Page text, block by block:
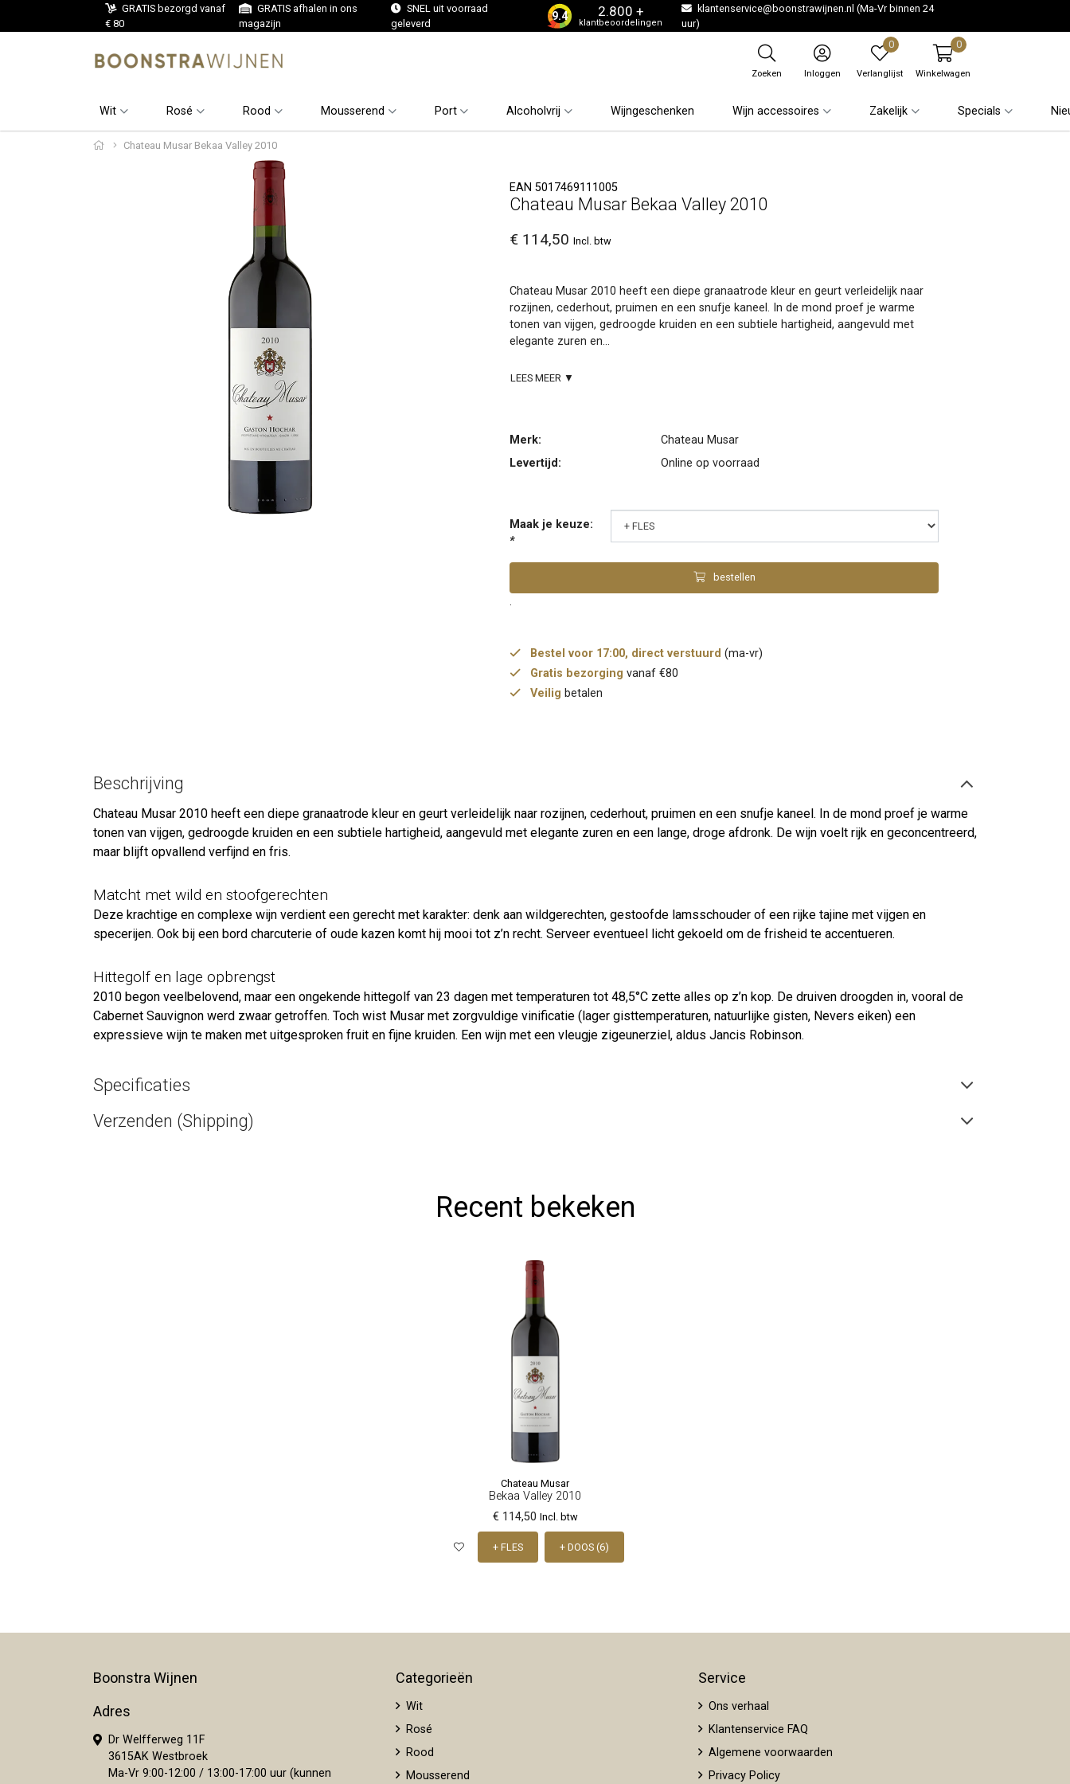
GRATIS bezorgd vanaf
€ 80
GRATIS afhalen in ons
magazijn
SNEL uit voorraad
geleverd
9.4 2.800 +
klantbeoordelingen
klantenservice@boonstrawijnen.nl (Ma-Vr binnen 24
uur)
Zoeken Inloggen
0
Verlanglijst
0
Winkelwagen
Wit Rosé Rood Mousserend Port Alcoholvrij Wijngeschenken Wijn accessoires Zakelijk Specials
Chateau Musar Bekaa Valley 2010
EAN 5017469111005
Chateau Musar Bekaa Valley 2010
€ 114,50 Incl. btw
Chateau Musar 2010 heeft een diepe granaatrode kleur en geurt verleidelijk naar
rozijnen, cederhout, pruimen en een snufje kaneel. In de mond proef je warme
tonen van vijgen, gedroogde kruiden en een subtiele hartigheid, aangevuld met
elegante zuren en...
LEES MEER ▼
Merk:
Chateau Musar
Levertijd:
Online op voorraad
Maak je keuze:
*
bestellen
.
Bestel voor 17:00, direct verstuurd (ma-vr)
Gratis bezorging vanaf €80
Veilig betalen
Beschrijving
Chateau Musar 2010 heeft een diepe granaatrode kleur en geurt verleidelijk naar rozijnen, cederhout, pruimen en een snufje kaneel. In de mond proef je warme
tonen van vijgen, gedroogde kruiden en een subtiele hartigheid, aangevuld met elegante zuren en een lange, droge afdronk. De wijn voelt rijk en geconcentreerd,
maar blijft opvallend verfijnd en fris.
Matcht met wild en stoofgerechten
Deze krachtige en complexe wijn verdient een gerecht met karakter: denk aan wildgerechten, gestoofde lamsschouder of een rijke tajine met vijgen en
specerijen. Ook bij een bord charcuterie of oude kazen komt hij mooi tot z’n recht. Serveer eventueel licht gekoeld om de frisheid te accentueren.
Hittegolf en lage opbrengst
2010 begon veelbelovend, maar een ongekende hittegolf van 23 dagen met temperaturen tot 48,5°C zette alles op z’n kop. De druiven droogden in, vooral de
Cabernet Sauvignon werd zwaar getroffen. Toch wist Musar met zorgvuldige vinificatie (lager gisttemperaturen, natuurlijke gisten, Nevers eiken) een
expressieve wijn te maken met uitgesproken fruit en fijne kruiden. Een wijn met een vleugje zigeunerziel, aldus Jancis Robinson.
Specificaties
Verzenden (Shipping)
Recent bekeken
Chateau Musar
Bekaa Valley 2010
€ 114,50 Incl. btw
+ FLES + DOOS (6)
Boonstra Wijnen
Adres
Dr Welfferweg 11F
3615AK Westbroek
Ma-Vr 9:00-12:00 / 13:00-17:00 uur (kunnen
Categorieën
Wit
Rosé
Rood
Mousserend
Service
Ons verhaal
Klantenservice FAQ
Algemene voorwaarden
Privacy Policy